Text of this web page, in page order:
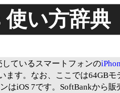
使い方辞典
ているスマートフォンの
ます。なお、ここでは64GBモ
はiOS 7です。SoftBankから